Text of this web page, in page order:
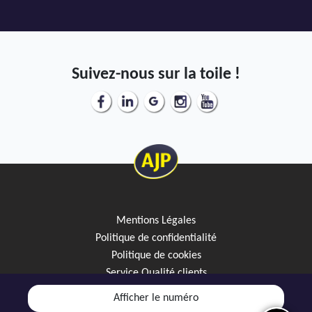
Afficher le numéro
Suivez-nous sur la toile !
Mentions Légales
Politique de confidentialité
Politique de cookies
Service Qualité clients
Créez votre alerte mail